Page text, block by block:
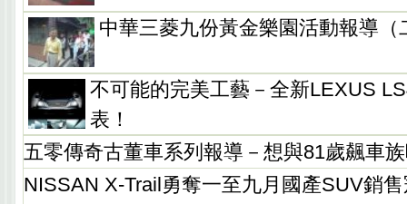
中華三菱九份黃金樂園活動報導（
不可能的完美工藝－全新LEXUS
表！
五零傳奇古董車系列報導－想與81歲飆車
NISSAN X-Trail勇奪一至九月國產SUV銷